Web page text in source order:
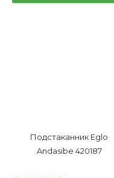
Подстаканник Eglo
Andasibe 420187